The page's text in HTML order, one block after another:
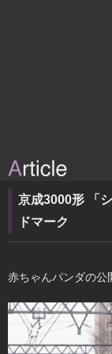
京成3000形 「
ドマーク
赤ちゃんパンダの公